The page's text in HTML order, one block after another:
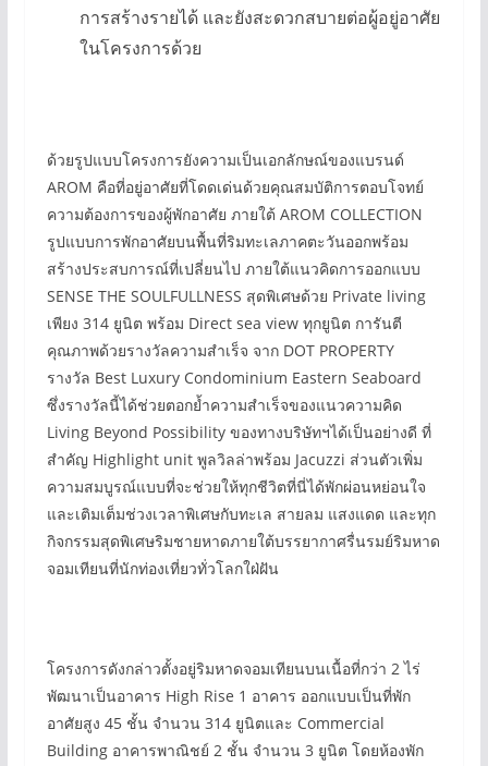
การสร้างรายได้ และยังสะดวกสบายต่อผู้อยู่อาศัย
ในโครงการด้วย
ด้วยรูปแบบโครงการยังความเป็นเอกลักษณ์ของแบรนด์
AROM คือที่อยู่อาศัยที่โดดเด่นด้วยคุณสมบัติการตอบโจทย์
ความต้องการของผู้พักอาศัย ภายใต้ AROM COLLECTION
รูปแบบการพักอาศัยบนพื้นที่ริมทะเลภาคตะวันออกพร้อม
สร้างประสบการณ์ที่เปลี่ยนไป ภายใต้แนวคิดการออกแบบ
SENSE THE SOULFULLNESS สุดพิเศษด้วย Private living
เพียง 314 ยูนิต พร้อม Direct sea view ทุกยูนิต การันตี
คุณภาพด้วยรางวัลความสำเร็จ จาก DOT PROPERTY
รางวัล Best Luxury Condominium Eastern Seaboard
ซึ่งรางวัลนี้ได้ช่วยตอกย้ำความสำเร็จของแนวความคิด
Living Beyond Possibility ของทางบริษัทฯได้เป็นอย่างดี ที่
สำคัญ Highlight unit พูลวิลล่าพร้อม Jacuzzi ส่วนตัวเพิ่ม
ความสมบูรณ์แบบที่จะช่วยให้ทุกชีวิตที่นี่ได้พักผ่อนหย่อนใจ
และเติมเต็มช่วงเวลาพิเศษกับทะเล สายลม แสงแดด และทุก
กิจกรรมสุดพิเศษริมชายหาดภายใต้บรรยากาศรื่นรมย์ริมหาด
จอมเทียนที่นักท่องเที่ยวทั่วโลกใฝ่ฝัน
โครงการดังกล่าวตั้งอยู่ริมหาดจอมเทียนบนเนื้อที่กว่า 2 ไร่
พัฒนาเป็นอาคาร High Rise 1 อาคาร ออกแบบเป็นที่พัก
อาศัยสูง 45 ชั้น จำนวน 314 ยูนิตและ Commercial
Building อาคารพาณิชย์ 2 ชั้น จำนวน 3 ยูนิต โดยห้องพัก